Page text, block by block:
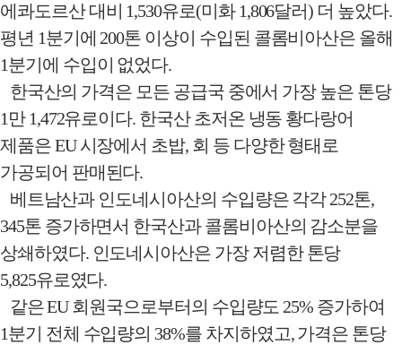
에콰도르산 대비 1,530유로(미화1,806달러) 더 높았다.
평년 1분기에 200톤 이상이 수입된 콜롬비아산은 올해
1분기에 수입이 없었다.
한국산의 가격은 모든 공급국 중에서 가장 높은 톤당
1만1,472유로이다. 한국산 초저온 냉동 황다랑어
제품은EU시장에서 초밥, 회 등 다양한 형태로
가공되어 판매된다.
베트남산과 인도네시아산의 수입량은 각각252톤,
345톤 증가하면서 한국산과 콜롬비아산의 감소분을
상쇄하였다. 인도네시아산은 가장 저렴한 톤당
5,825유로였다.
같은EU회원국으로부터의 수입량도 25% 증가하여
1분기 전체 수입량의 38%를 차지하였고,가격은 톤당